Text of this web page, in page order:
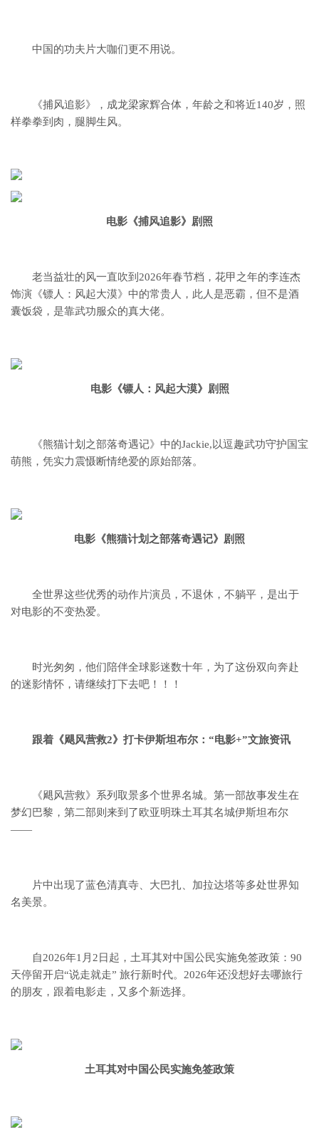
中国的功夫片大咖们更不用说。
《捕风追影》，成龙梁家辉合体， 年龄之和将近140岁， 照
样拳拳到肉，腿脚生风。
电影《捕风追影》剧照
老当益壮的风一直吹到2026年春节档， 花甲之年的李连杰
饰演《镖人：风起大漠》中的常贵人， 此人是恶霸，但不是酒
囊饭袋， 是靠武功服众的真大佬。
电影《镖人：风起大漠》剧照
《熊猫计划之部落奇遇记》中的Jackie, 以逗趣武功守护国宝
萌熊， 凭实力震慑断情绝爱的原始部落。
电影《熊猫计划之部落奇遇记》剧照
全世界这些优秀的动作片演员， 不退休，不躺平， 是出于
对电影的不变热爱。
时光匆匆，他们陪伴全球影迷数十年， 为了这份双向奔赴
的迷影情怀， 请继续打下去吧！！！
跟着《飓风营救2》打卡伊斯坦布尔： “电影+”文旅资讯
《飓风营救》系列取景多个世界名城。第一部故事发生在
梦幻巴黎，第二部则来到了欧亚明珠土耳其名城伊斯坦布尔
——
片中出现了蓝色清真寺、大巴扎、加拉达塔等多处世界知
名美景。
自2026年1月2日起，土耳其对中国公民实施免签政策：90
天停留开启“说走就走” 旅行新时代。2026年还没想好去哪旅行
的朋友，跟着电影走，又多个新选择。
土耳其对中国公民实施免签政策